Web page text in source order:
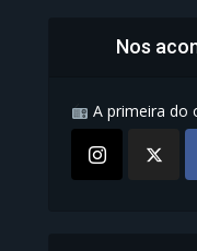
Nos
A primeira do